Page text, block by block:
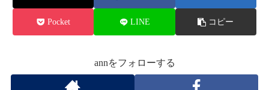
Pocket LINE コピー
annをフォローする